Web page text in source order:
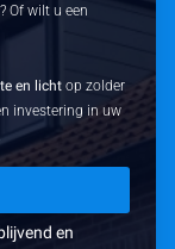
? Of wilt u een
en licht op zolder
investering in uw
en